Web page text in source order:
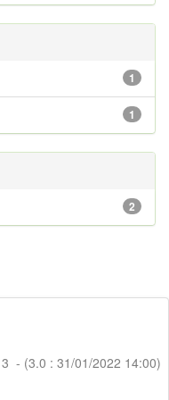
1
1
2
- (3.0 : 31/01/2022 14:00)